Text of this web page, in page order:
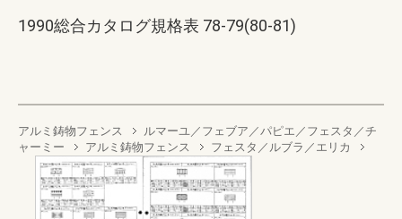
1990総合カタログ規格表 78-79(80-81)
アルミ鋳物フェンス
ルマーユ／フェブア／パピエ／フェスタ／チ
ャーミー
アルミ鋳物フェンス フェスタ／ルブラ／エリカ